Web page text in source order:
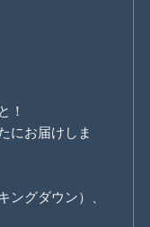
！
にお届けしま
ングダウン）、